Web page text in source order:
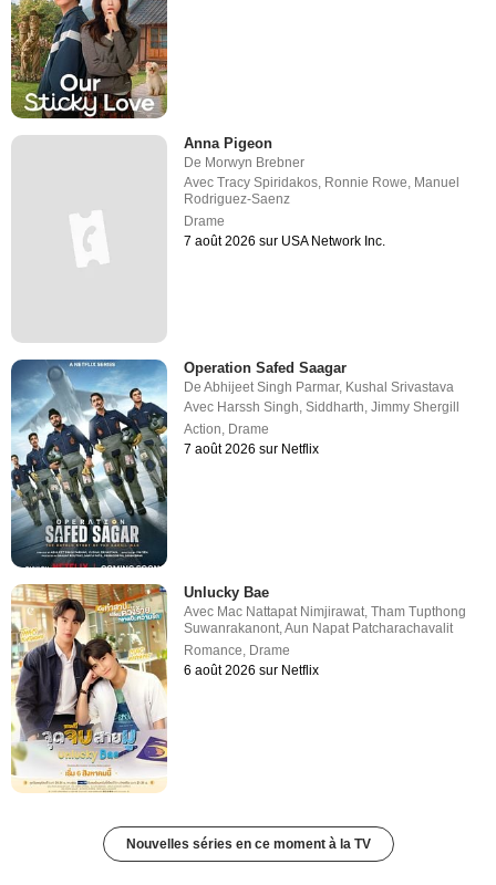
Anna Pigeon
De Morwyn Brebner
AvecTracy Spiridakos Ronnie Rowe Manuel
Rodriguez-Saenz
Drame
7 août 2026 sur USA Network Inc.
Operation Safed Saagar
DeAbhijeet Singh Parmar, Kushal Srivastava
Avec Harssh Singh,Siddharth,Jimmy Shergill
Action, Drame
7 août 2026 sur Netflix
Unlucky Bae
Avec Mac Nattapat Nimjirawat,Tham Tupthong
Suwanrakanont,Aun Napat Patcharachavalit
Romance, Drame
6 août 2026 sur Netflix
Nouvelles séries en ce moment à la TV